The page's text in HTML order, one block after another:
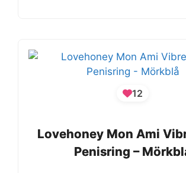
12
Lovehoney Mon Ami
Penisring –
Lovehoney Mon Ami
Penisring –